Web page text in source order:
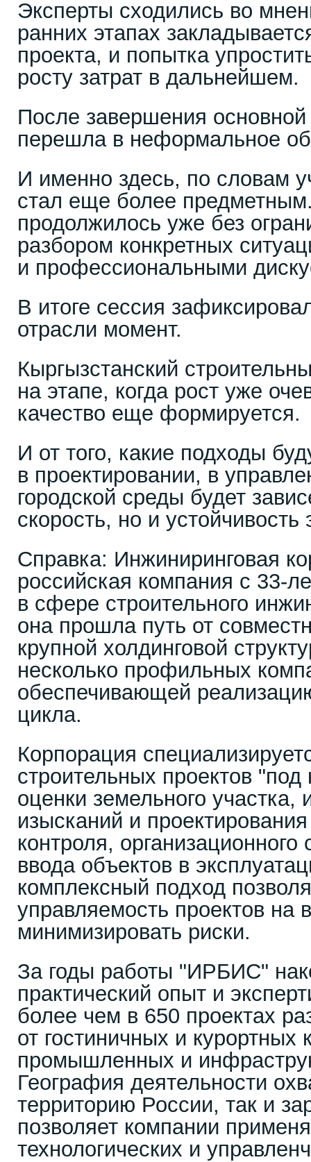
Эксперты сходились во
ранних этапах
проекта, и попытка
росту затрат в дальнейшем.
После завершения основной
перешла в неформальное
И именно здесь, по словам
стал еще более
продолжилось уже без
разбором конкретных
и профессиональными
В итоге сессия
отрасли момент.
Кыргызстанский
на этапе, когда рост уже
качество еще формируется.
И от того, какие подходы
в проектировании, в
городской среды будет
скорость, но и устойчивость
Справка: Инжиниринговая
российская компания с 33-
в сфере строительного
она прошла путь от
крупной холдинговой
несколько профильных
обеспечивающей
цикла.
Корпорация
строительных проектов
оценки земельного участка,
изысканий и
контроля,
ввода объектов в
комплексный подход
управляемость проектов на
минимизировать риски.
За годы работы "ИРБИС"
практический опыт и
более чем в 650 проектах
от гостиничных и курортных
промышленных и
География деятельности
территорию России, так и
позволяет компании
технологических и